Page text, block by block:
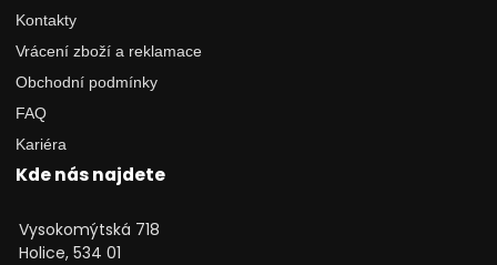
Kontakty
Vrácení zboží a reklamace
Obchodní podmínky
FAQ
Kariéra
Kde nás najdete
Vysokomýtská 718
Holice, 534 01